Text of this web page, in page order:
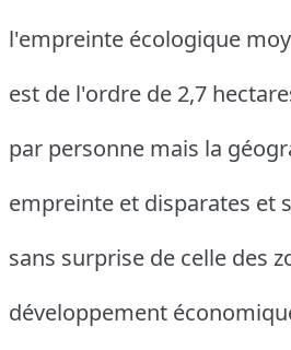
l'empreinte écologique
est de l'ordre de 2,7
par personne mais la
empreinte et disparates et
sans surprise de celle des
développement